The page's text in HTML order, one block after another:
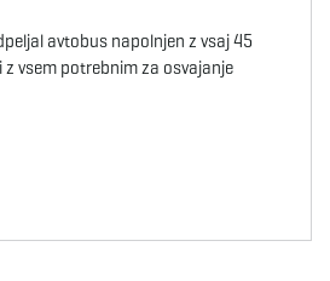
avtobus napolnjen z vsaj 45
vsem potrebnim za osvajanje